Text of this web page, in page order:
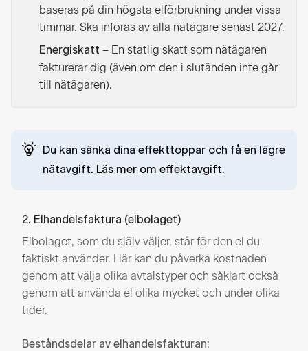
baseras på din högsta elförbrukning under vissa
timmar. Ska införas av alla nätägare senast 2027.
Energiskatt – En statlig skatt som nätägaren
fakturerar dig (även om den i slutänden inte går
till nätägaren).
Du kan sänka dina effekttoppar och få en lägre
nätavgift. Läs mer om effektavgift.
2. Elhandelsfaktura (elbolaget)
Elbolaget, som du själv väljer, står för den el du
faktiskt använder. Här kan du påverka kostnaden
genom att välja olika avtalstyper och såklart också
genom att använda el olika mycket och under olika
tider.
Beståndsdelar av elhandelsfakturan: